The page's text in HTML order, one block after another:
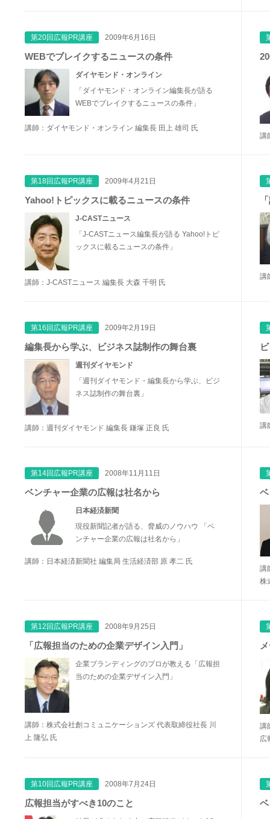
第20回広報PR講座 2009年6月16日
WEBでブレイクするニュースの条件
ダイヤモンド・オンライン
「ダイヤモンド・オンライン編集長が語る
WEBでブレイクするニュースの条件」
講師：ダイヤモンド・オンライン 編集長 田上 雄司 氏
講
第18回広報PR講座 2009年4月21日
Yahoo!トピックスに載るニュースの条件
J-CASTニュース
「J-CASTニュース編集長が語る Yahoo!トピ
ックスに載るニュースの条件」
講師：J-CASTニュース 編集長 大森 千明 氏
講
第16回広報PR講座 2009年2月19日
編集長から学ぶ、ビジネス誌制作の舞台裏
週刊ダイヤモンド
「週刊ダイヤモンド・編集長から学ぶ、ビジ
ネス誌制作の舞台裏」
講師：週刊ダイヤモンド 編集長 鎌塚 正良 氏 講
第14回広報PR講座 2008年11月11日
ベンチャー企業の広報は社名から
日本経済新聞
現役新聞記者が語る、脅威のノウハウ 「ベ
ンチャー企業の広報は社名から」
講師：日本経済新聞社 編集局 生活経済部 原 孝二 氏
講
株
第12回広報PR講座 2008年9月25日
「広報担当のための企業デザイン入門」
企業ブランディングのプロが教える「広報担
当のための企業デザイン入門」
講師：株式会社創コミュニケーションズ 代表取締役社長 川
上 隆弘 氏
講
広
第10回広報PR講座 2008年7月24日
広報担当がすべき10のこと